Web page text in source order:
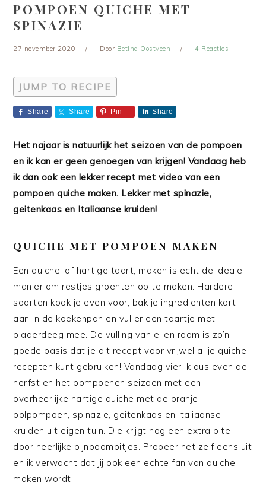
POMPOEN QUICHE MET
SPINAZIE
27 november 2020 Door Betina Oostveen 4 Reacties
JUMP TO RECIPE
Share Share Pin Share
Het najaar is natuurlijk het seizoen van de pompoen
en ik kan er geen genoegen van krijgen! Vandaag heb
ik dan ook een lekker recept met video van een
pompoen quiche maken. Lekker met spinazie,
geitenkaas en Italiaanse kruiden!
QUICHE MET POMPOEN MAKEN
Een quiche, of hartige taart, maken is echt de ideale
manier om restjes groenten op te maken. Hardere
soorten kook je even voor, bak je ingredienten kort
aan in de koekenpan en vul er een taartje met
bladerdeeg mee. De vulling van ei en room is zo’n
goede basis dat je dit recept voor vrijwel al je quiche
recepten kunt gebruiken! Vandaag vier ik dus even de
herfst en het pompoenen seizoen met een
overheerlijke hartige quiche met de oranje
bolpompoen, spinazie, geitenkaas en Italiaanse
kruiden uit eigen tuin. Die krijgt nog een extra bite
door heerlijke pijnboompitjes. Probeer het zelf eens uit
en ik verwacht dat jij ook een echte fan van quiche
maken wordt!